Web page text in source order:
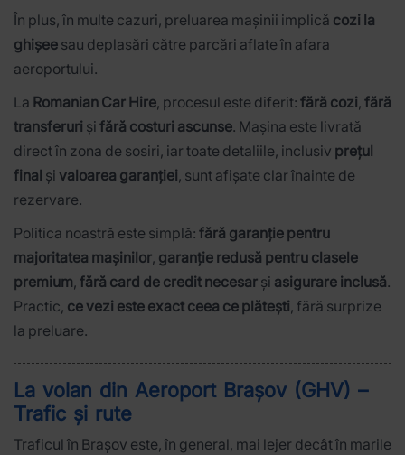
În plus, în multe cazuri, preluarea mașinii implică cozi la
ghișee sau deplasări către parcări aflate în afara
aeroportului.
La Romanian Car Hire, procesul este diferit: fără cozi, fără
transferuri și fără costuri ascunse. Mașina este livrată
direct în zona de sosiri, iar toate detaliile, inclusiv prețul
final și valoarea garanției, sunt afișate clar înainte de
rezervare.
Politica noastră este simplă: fără garanție pentru
majoritatea mașinilor, garanție redusă pentru clasele
premium, fără card de credit necesar și asigurare inclusă.
Practic, ce vezi este exact ceea ce plătești, fără surprize
la preluare.
La volan din Aeroport Brașov (GHV) –
Trafic și rute
Traficul în Brașov este, în general, mai lejer decât în marile